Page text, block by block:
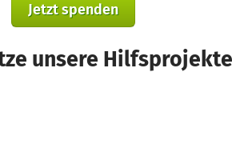
Jetzt spenden
unsere Hilfsprojekte